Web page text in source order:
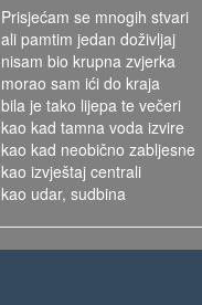
Prisjećam se mnogih stvari
ali pamtim jedan doživljaj
nisam bio krupna zvjerka
morao sam ići do kraja
bila je tako lijepa te večeri
kao kad tamna voda izvire
kao kad neobično zabljesne
kao izvještaj centrali
kao udar, sudbina